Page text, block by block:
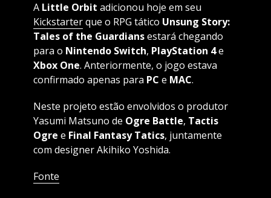
A Little Orbit adicionou hoje em seu
Kickstarterque o RPG tático Unsung Story:
Tales of the Guardiansestará chegando
para o Nintendo Switch, PlayStation 4e
Xbox One. Anteriormente, o jogo estava
confirmado apenas para PC e MAC.
Neste projeto estão envolvidos o produtor
Yasumi Matsuno de Ogre Battle, Tactis
Ogre e Final Fantasy Tatics, juntamente
com designer Akihiko Yoshida.
Fonte